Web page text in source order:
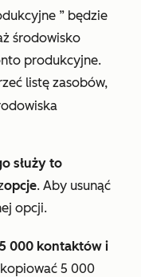
” będzie
środowisko
produkcyjne.
listę zasobów,
służy to
opcje. Aby usunąć
opcji.
000 kontaktów i
5 000